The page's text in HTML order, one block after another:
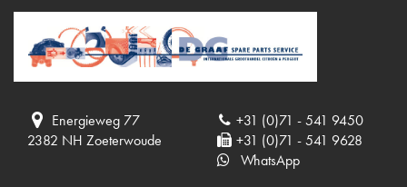
Energieweg 77
2382 NH Zoeterwoude
+31 (0)71 - 541 9450
+31 (0)71 - 541 9628
WhatsApp